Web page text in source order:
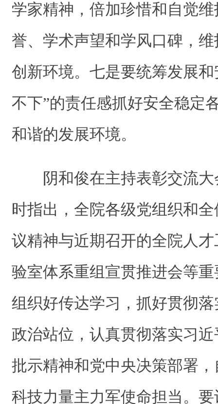
学家精神，倍加珍惜和自觉
誉、学术声望和学风口碑，
创新环境。七是要统筹发展
不下”的责任感抓好安全稳定
和谐的发展环境。
阴和俊在主持表彰交流大
时指出，全院各级党组织和
议精神与近期召开的全院人
验室体系重组宣贯推进会等
组织好传达学习，抓好贯彻
政治站位，认真贯彻落实习
批示精神和党中央决策部署
科技力量主力军使命担当。